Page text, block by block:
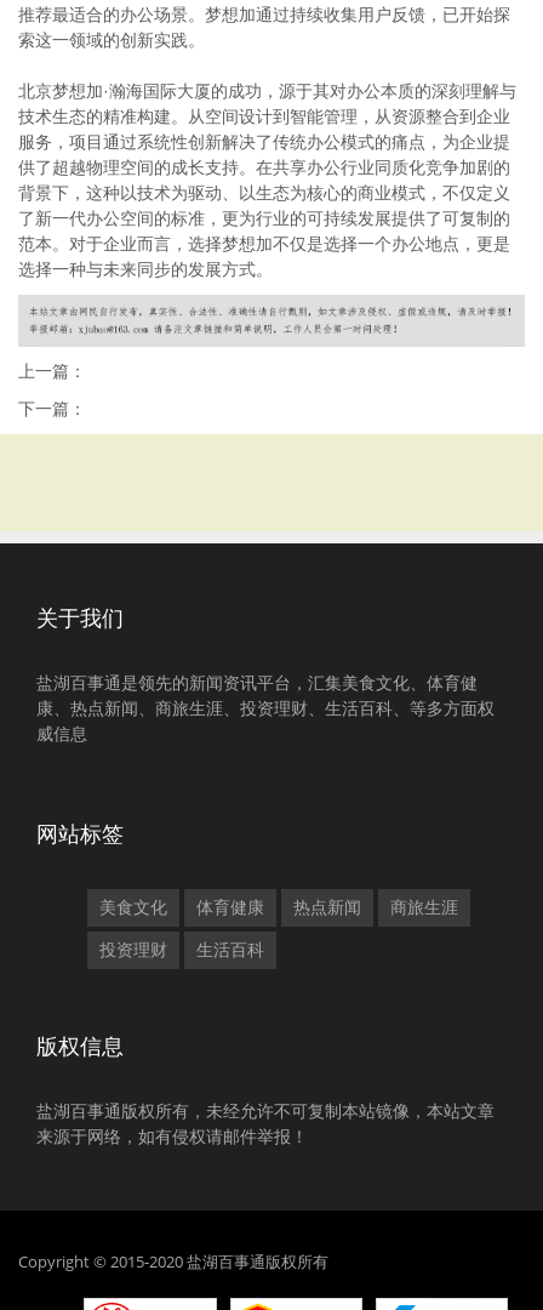
推荐最适合的办公场景。梦想加通过持续收集用户反馈，已开始探
索这一领域的创新实践。
北京梦想加·瀚海国际大厦的成功，源于其对办公本质的深刻理解与
技术生态的精准构建。从空间设计到智能管理，从资源整合到企业
服务，项目通过系统性创新解决了传统办公模式的痛点，为企业提
供了超越物理空间的成长支持。在共享办公行业同质化竞争加剧的
背景下，这种以技术为驱动、以生态为核心的商业模式，不仅定义
了新一代办公空间的标准，更为行业的可持续发展提供了可复制的
范本。对于企业而言，选择梦想加不仅是选择一个办公地点，更是
选择一种与未来同步的发展方式。
上一篇：
下一篇：
关于我们
盐湖百事通是领先的新闻资讯平台，汇集美食文化、体育健
康、热点新闻、商旅生涯、投资理财、生活百科、等多方面权
威信息
网站标签
美食文化 体育健康 热点新闻 商旅生涯
投资理财 生活百科
版权信息
盐湖百事通版权所有，未经允许不可复制本站镜像，本站文章
来源于网络，如有侵权请邮件举报！
Copyright © 2015-2020 盐湖百事通版权所有